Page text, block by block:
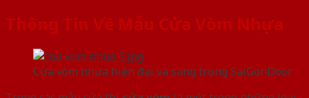
Thông Tin Về Mẫu Cửa Vòm Nhựa
Cửa vòm nhựa hiện đại và sang trọng SaiGonDoor